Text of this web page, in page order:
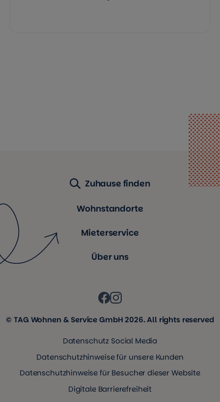
Zuhause finden
Wohnstandorte
Mieterservice
Über uns
© TAG Wohnen & Service GmbH 2026. All rights reserved
Datenschutz Social Media
Datenschutzhinweise für unsere Kunden
Datenschutzhinweise für Besucher dieser Website
Digitale Barrierefreiheit